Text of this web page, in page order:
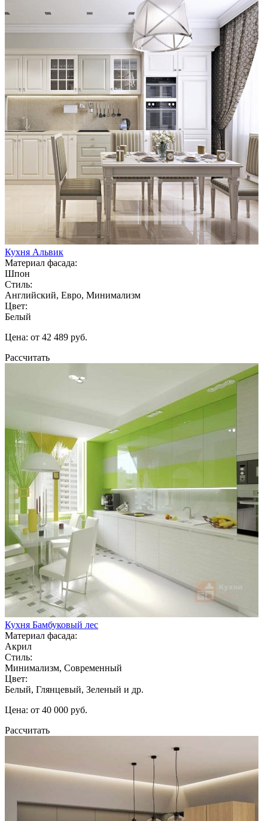
Кухня Альвик
Материал фасада:
Шпон
Стиль:
Английский, Евро, Минимализм
Цвет:
Белый
Цена: от 42 489 руб.
Рассчитать
Кухня Бамбуковый лес
Материал фасада:
Акрил
Стиль:
Минимализм, Современный
Цвет:
Белый, Глянцевый, Зеленый и др.
Цена: от 40 000 руб.
Рассчитать